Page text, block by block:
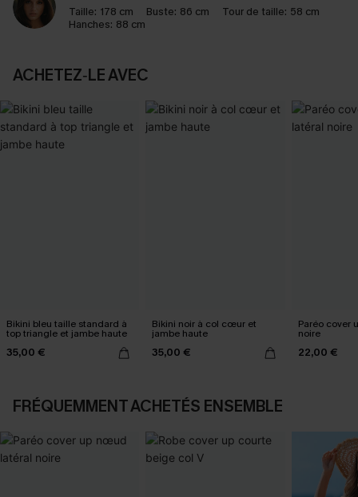
Taille: 178 cm Buste: 86 cm Tour de taille: 58 cm
Hanches: 88 cm
ACHETEZ‑LE AVEC
Bikini bleu taille standard à
top triangle et jambe haute
35,00 €
Bikini noir à col cœur et
jambe haute
35,00 €
Paréo cover
noire
22,00 €
FRÉQUEMMENT ACHETÉS ENSEMBLE